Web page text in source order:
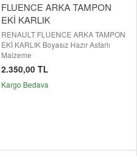
FLUENCE ARKA TAMPON
EKİ KARLIK
RENAULT FLUENCE ARKA TAMPON
EKİ KARLIK Boyasız Hazır Astarlı
Malzeme
2.350,00 TL
Kargo Bedava